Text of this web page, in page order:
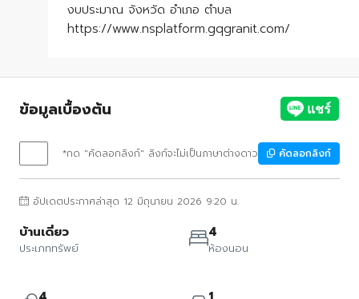
งบประมาณ จังหวัด อำเภอ ตำบล
https://www.nsplatform.gqgranit.com/
ข้อมูลเบื้องต้น
*กด "คัดลอกลิงก์" ลิงก์จะไม่เป็นภาษาต่างดาว คัดลอกลิงก์
อัปเดตประกาศล่าสุด 12 มิถุนายน 2026 9:20 น.
บ้านเดี่ยว
ประเภททรัพย์
4
ห้องนอน